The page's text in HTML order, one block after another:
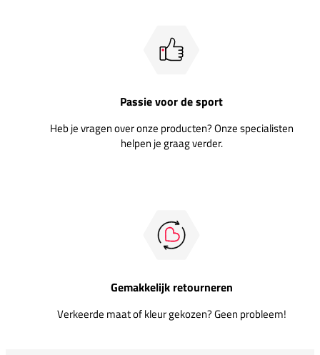
Passie voor de sport
Heb je vragen over onze producten? Onze specialisten
helpen je graag verder.
Gemakkelijk retourneren
Verkeerde maat of kleur gekozen? Geen probleem!